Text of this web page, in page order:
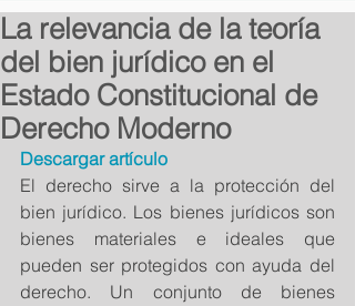
La relevancia de la teoría
del bien jurídico en el
Estado Constitucional de
Derecho Moderno
Descargar artículo
El derecho sirve a la protección del
bien jurídico. Los bienes jurídicos son
bienes materiales e ideales que
pueden ser protegidos con ayuda del
derecho. Un conjunto de bienes